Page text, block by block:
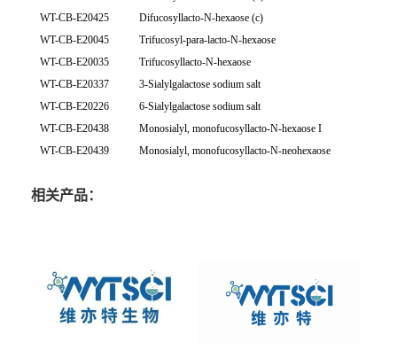
WT-CB-E20425
Difucosyllacto-N-hexaose (c)
WT-CB-E20045
Trifucosyl-para-lacto-N-hexaose
WT-CB-E20035
Trifucosyllacto-N-hexaose
WT-CB-E20337
3-Sialylgalactose sodium salt
WT-CB-E20226
6-Sialylgalactose sodium salt
WT-CB-E20438
Monosialyl, monofucosyllacto-N-hexaose I
WT-CB-E20439
Monosialyl, monofucosyllacto-N-neohexaose
相关产品：